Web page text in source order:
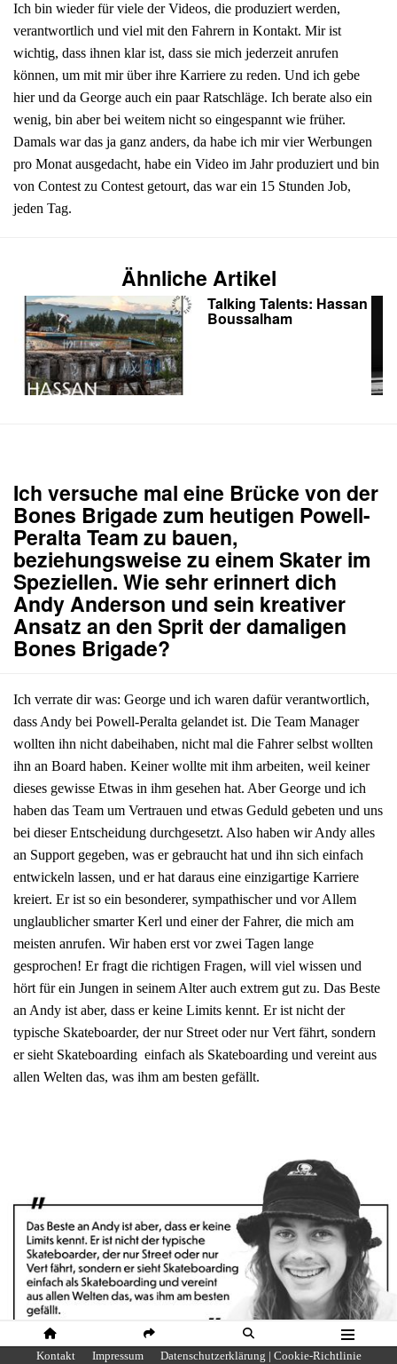
HOME SHARE SUCHE MENÜ
Ich bin wieder für viele der Videos, die produziert werden,
verantwortlich und viel mit den Fahrern in Kontakt. Mir ist
wichtig, dass ihnen klar ist, dass sie mich jederzeit anrufen
können, um mit mir über ihre Karriere zu reden. Und ich gebe
hier und da George auch ein paar Ratschläge. Ich berate also ein
wenig, bin aber bei weitem nicht so eingespannt wie früher.
Damals war das ja ganz anders, da habe ich mir vier Werbungen
pro Monat ausgedacht, habe ein Video im Jahr produziert und bin
von Contest zu Contest getourt, das war ein 15 Stunden Job,
jeden Tag.
Ähnliche Artikel
Talking Talents: Hassan
Boussalham
Ich versuche mal eine Brücke von der
Bones Brigade zum heutigen Powell-
Peralta Team zu bauen,
beziehungsweise zu einem Skater im
Speziellen. Wie sehr erinnert dich
Andy Anderson und sein kreativer
Ansatz an den Sprit der damaligen
Bones Brigade?
Ich verrate dir was: George und ich waren dafür verantwortlich,
dass Andy bei Powell-Peralta gelandet ist. Die Team Manager
wollten ihn nicht dabeihaben, nicht mal die Fahrer selbst wollten
ihn an Board haben. Keiner wollte mit ihm arbeiten, weil keiner
dieses gewisse Etwas in ihm gesehen hat. Aber George und ich
haben das Team um Vertrauen und etwas Geduld gebeten und uns
bei dieser Entscheidung durchgesetzt. Also haben wir Andy alles
an Support gegeben, was er gebraucht hat und ihn sich einfach
entwickeln lassen, und er hat daraus eine einzigartige Karriere
kreiert. Er ist so ein besonderer, sympathischer und vor Allem
unglaublicher smarter Kerl und einer der Fahrer, die mich am
meisten anrufen. Wir haben erst vor zwei Tagen lange
gesprochen! Er fragt die richtigen Fragen, will viel wissen und
hört für ein Jungen in seinem Alter auch extrem gut zu. Das Beste
an Andy ist aber, dass er keine Limits kennt. Er ist nicht der
typische Skateboarder, der nur Street oder nur Vert fährt, sondern
er sieht Skateboarding einfach als Skateboarding und vereint aus
allen Welten das, was ihm am besten gefällt.
Kontakt Impressum Datenschutzerklärung | Cookie-Richtlinie